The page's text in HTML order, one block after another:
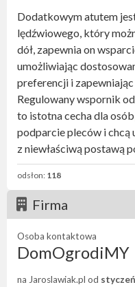
Dodatkowym atutem
lędźwiowego, który
dół, zapewnia on
umożliwiając
preferencji i
Regulowany wspornik
to istotna cecha dla
podparcie pleców i chcą
z niewłaściwą postawą
odsłon: 118
Firma
Osoba kontaktowa
DomOgrodiMY
na Jaroslawiak.pl od